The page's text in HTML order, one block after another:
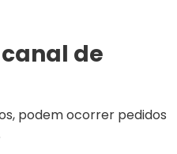
de
podem ocorrer pedidos